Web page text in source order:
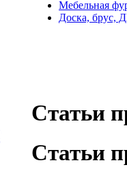
Мебельная
Доска,
Статьи
Статьи